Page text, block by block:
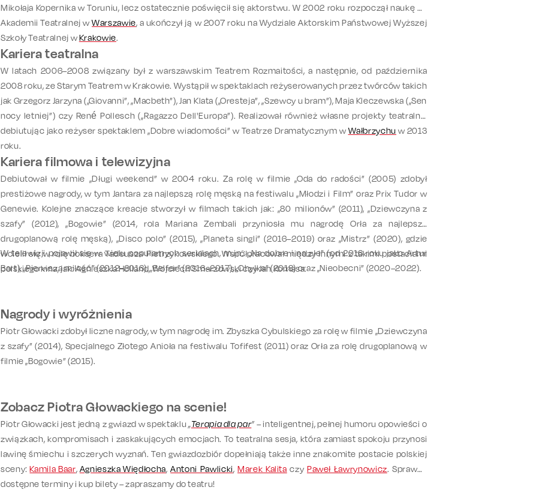
Mikołaja Kopernika w Toruniu, lecz ostatecznie poświęcił się aktorstwu. W 2002 roku rozpoczął naukę na
Akademii Teatralnej wWarszawie, a ukończył ją w 2007 roku na Wydziale Aktorskim Państwowej Wyższej
Szkoły Teatralnej wKrakowie.
Kariera teatralna
W latach 2006–2008 związany był z warszawskim Teatrem Rozmaitości, a następnie, od października
2008 roku, ze Starym Teatrem w Krakowie. Wystąpił w spektaklach reżyserowanych przez twórców takich
jak Grzegorz Jarzyna („Giovanni”, „Macbeth”), Jan Klata („Oresteja”, „Szewcy u bram”), Maja Kleczewska („Sen
nocy letniej”) czy René Pollesch („Ragazzo Dell'Europa”). Realizował również własne projekty teatralne,
debiutując jako reżyser spektaklem „Dobre wiadomości” w Teatrze Dramatycznym wWałbrzychu w 2013
roku.
Kariera filmowa i telewizyjna
Debiutował w filmie „Długi weekend” w 2004 roku. Za rolę w filmie „Oda do radości” (2005) zdobył
prestiżowe nagrody, w tym Jantara za najlepszą rolę męską na festiwalu „Młodzi i Film” oraz Prix Tudor w
Genewie. Kolejne znaczące kreacje stworzył w filmach takich jak: „80 milionów” (2011), „Dziewczyna z
szafy” (2012), „Bogowie” (2014, rola Mariana Zembali przyniosła mu nagrodę Orła za najlepszą
drugoplanową rolę męską), „Disco polo” (2015), „Planeta singli” (2016–2019) oraz „Mistrz” (2020), gdzie
wcielił się w rolę boksera Tadeusza Pietrzykowskiego. Współpracował między innymi z takimi postaciami
polskiego kina, jak: Agnieszka Holland, Wojciech Smarzowski czy Jan Komasa.
W telewizji pojawił się w wielu popularnych serialach, m.in.: „Na dobre i na złe” (od 2016 roku jako Artur
Bart), „Pierwsza miłość” (2012–2016), „Belfer” (2016–2017), „Chyłka” (2018) oraz „Nieobecni” (2020–2022).
Nagrody i wyróżnienia
Piotr Głowacki zdobył liczne nagrody, w tym nagrodę im. Zbyszka Cybulskiego za rolę w filmie „Dziewczyna
z szafy” (2014), Specjalnego Złotego Anioła na festiwalu Tofifest (2011) oraz Orła za rolę drugoplanową w
filmie „Bogowie” (2015).
Zobacz Piotra Głowackiego na scenie!
Piotr Głowacki jest jedną z gwiazd w spektaklu„Terapia dla par” –inteligentnej, pełnej humoru opowieści o
związkach, kompromisach i zaskakujących emocjach. To teatralna sesja, która zamiast spokoju przynosi
lawinę śmiechu i szczerych wyznań. Ten gwiazdozbiór dopełniają także inne znakomite postacie polskiej
sceny:Kamila Baar, Agnieszka Więdłocha,Antoni Pawlicki,Marek Kalita czy Paweł Ławrynowicz. Sprawdź
dostępne terminy i kup bilety – zapraszamy do teatru!